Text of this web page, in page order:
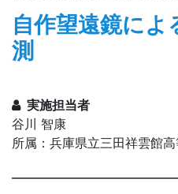
自作望遠鏡によ
測
実施担当者
谷川 智康
所属：兵庫県立三田祥雲館